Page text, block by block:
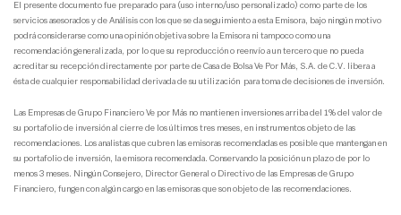
El presente documento fue preparado para (uso interno/uso personalizado) como parte de los
servicios asesorados y de Análisis con los que se da seguimiento a esta Emisora, bajo ningún motivo
podrá considerarse como una opinión objetiva sobre la Emisora ni tampoco como una
recomendación generalizada, por lo que su reproducción o reenvío a un tercero que no pueda
acreditar su recepción directamente por parte de Casa de Bolsa Ve Por Más, S.A. de C.V. libera a
ésta de cualquier responsabilidad derivada de su utilización para toma de decisiones de inversión.
Las Empresas de Grupo Financiero Ve por Más no mantienen inversiones arriba del 1% del valor de
su portafolio de inversión al cierre de los últimos tres meses, en instrumentos objeto de las
recomendaciones. Los analistas que cubren las emisoras recomendadas es posible que mantengan en
su portafolio de inversión, la emisora recomendada. Conservando la posición un plazo de por lo
menos 3 meses. Ningún Consejero, Director General o Directivo de las Empresas de Grupo
Financiero, fungen con algún cargo en las emisoras que son objeto de las recomendaciones.